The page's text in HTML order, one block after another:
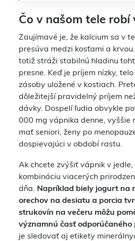
Čo v našom tele robí
Zaujímavé je, že kalcium sa v
presúva medzi kosťami a
totiž stráži stabilnú hladinu
presne. Keď je príjem nízky,
zásoby uložené v kostiach.
dôležitejší pravidelný príjem
dávky. Dospelí ľudia obvykle
000 mg vápnika denne, vyššie
mať seniori, ženy po
dospievajúci v období rastu.
Ak chcete zvýšiť vápnik v
kombináciu viacerých
dňa. Napríklad biely jogurt na
orechov na desiatu a porcia
strukovín na večeru môžu
významnú časť odporúčaného
je sledovať aj etikety